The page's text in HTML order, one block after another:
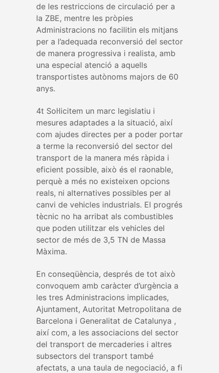
de les restriccions de circulació per a
la ZBE, mentre les pròpies
Administracions no facilitin els mitjans
per a l’adequada reconversió del sector
de manera progressiva i realista, amb
una especial atenció a aquells
transportistes autònoms majors de 60
anys.
4t Sol·licitem un marc legislatiu i
mesures adaptades a la situació, així
com ajudes directes per a poder portar
a terme la reconversió del sector del
transport de la manera més ràpida i
eficient possible, això és el raonable,
perquè a més no existeixen opcions
reals, ni alternatives possibles per al
canvi de vehicles industrials. El progrés
tècnic no ha arribat als combustibles
que poden utilitzar els vehicles del
sector de més de 3,5 TN de Massa
Màxima.
En conseqüència, després de tot això
convoquem amb caràcter d’urgència a
les tres Administracions implicades,
Ajuntament, Autoritat Metropolitana de
Barcelona i Generalitat de Catalunya ,
així com, a les associacions del sector
del transport de mercaderies i altres
subsectors del transport també
afectats, a una taula de negociació, a fi